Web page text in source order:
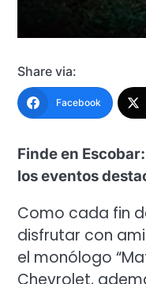
Share via:
Facebook
Finde en
los eventos
Como cada fin
disfrutar con
el monólogo
Chevrolet,